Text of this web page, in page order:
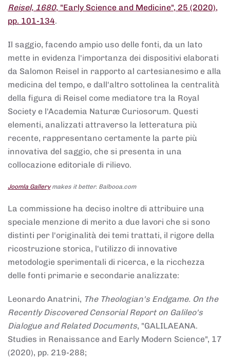
Reisel, 1680, "Early Science and Medicine", 25 (2020),
pp. 101-134.
Il saggio, facendo ampio uso delle fonti, da un lato
mette in evidenza l'importanza dei dispositivi elaborati
da Salomon Reisel in rapporto al cartesianesimo e alla
medicina del tempo, e dall'altro sottolinea la centralità
della figura di Reisel come mediatore tra la Royal
Society e l'Academia Naturæ Curiosorum. Questi
elementi, analizzati attraverso la letteratura più
recente, rappresentano certamente la parte più
innovativa del saggio, che si presenta in una
collocazione editoriale di rilievo.
Joomla Gallerymakes it better. Balbooa.com
La commissione ha deciso inoltre di attribuire una
speciale menzione di merito a due lavori che si sono
distinti per l'originalità dei temi trattati, il rigore della
ricostruzione storica, l'utilizzo di innovative
metodologie sperimentali di ricerca, e la ricchezza
delle fonti primarie e secondarie analizzate:
Leonardo Anatrini, The Theologian's Endgame. On the
Recently Discovered Censorial Report on Galileo's
Dialogue and Related Documents, "GALILAEANA.
Studies in Renaissance and Early Modern Science", 17
(2020), pp. 219-288;